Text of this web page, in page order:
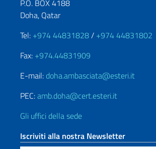
P.O. BOX 4188
Doha, Qatar
Tel: +974 44831828/ +974 44831802
Fax: +974.44831909
E-mail: doha.ambasciata@esteri.it
PEC:amb.doha@cert.esteri.it
Gli uffici della sede
Iscriviti alla nostra Newsletter